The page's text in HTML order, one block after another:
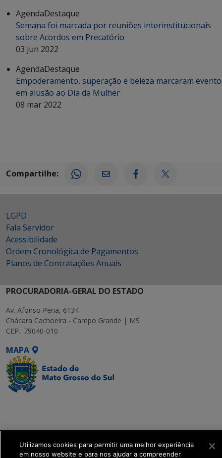
AgendaDestaque
Semana foi marcada por reuniões interinstitucionais
sobre Acordos em Precatório
03 jun 2022
AgendaDestaque
Empoderamento, superação e beleza marcaram evento
em alusão ao Dia da Mulher
08 mar 2022
Compartilhe:
LGPD
Fala Servidor
Acessibilidade
Ordem Cronológica de Pagamentos
Planos de Contratações Anuais
PROCURADORIA-GERAL DO ESTADO
Av. Afonso Pena, 6134
Chácara Cachoeira - Campo Grande | MS
CEP.: 79040-010
MAPA
Transformação Digital
get_footer();
Utilizamos cookies para permitir uma melhor experiência
em nosso website e para nos ajudar a compreender